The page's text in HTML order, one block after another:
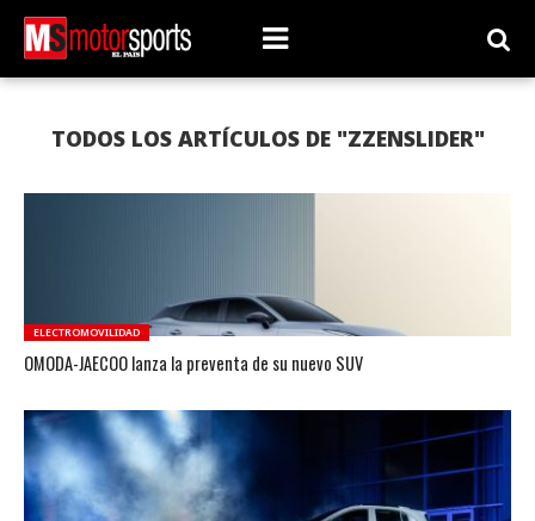
TODOS LOS ARTÍCULOS DE "ZZENSLIDER"
ELECTROMOVILIDAD
OMODA-JAECOO lanza la preventa de su nuevo SUV